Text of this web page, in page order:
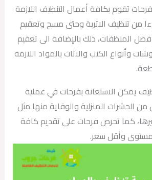
تقوم بكافة أعمال التنظيف اللازمة
من تنظيف الاتربة وحتى مسح وتعقيم
المنظفات، ذلك بالإضافة الى تعقيم
وأنواع الكنب والاثاث بالمواد اللازمة
يمكن الاستعانة بفرحات في عملية
الحشرات المنزلية والوقاية منها مثل
كما تحرص فرحات على تقديم كافة
مستوى وأقل سعر.